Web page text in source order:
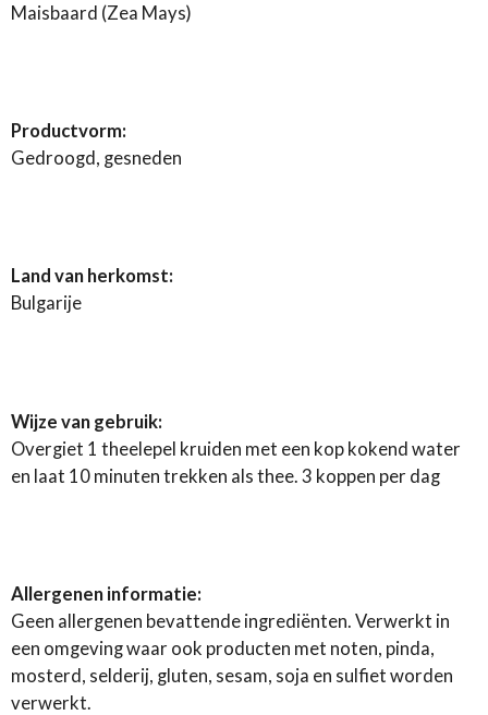
Maisbaard (Zea Mays)
Productvorm:
Gedroogd, gesneden
Land van herkomst:
Bulgarije
Wijze van gebruik:
Overgiet 1 theelepel kruiden met een kop kokend water
en laat 10 minuten trekken als thee. 3 koppen per dag
Allergenen informatie:
Geen allergenen bevattende ingrediënten. Verwerkt in
een omgeving waar ook producten met noten, pinda,
mosterd, selderij, gluten, sesam, soja en sulfiet worden
verwerkt.